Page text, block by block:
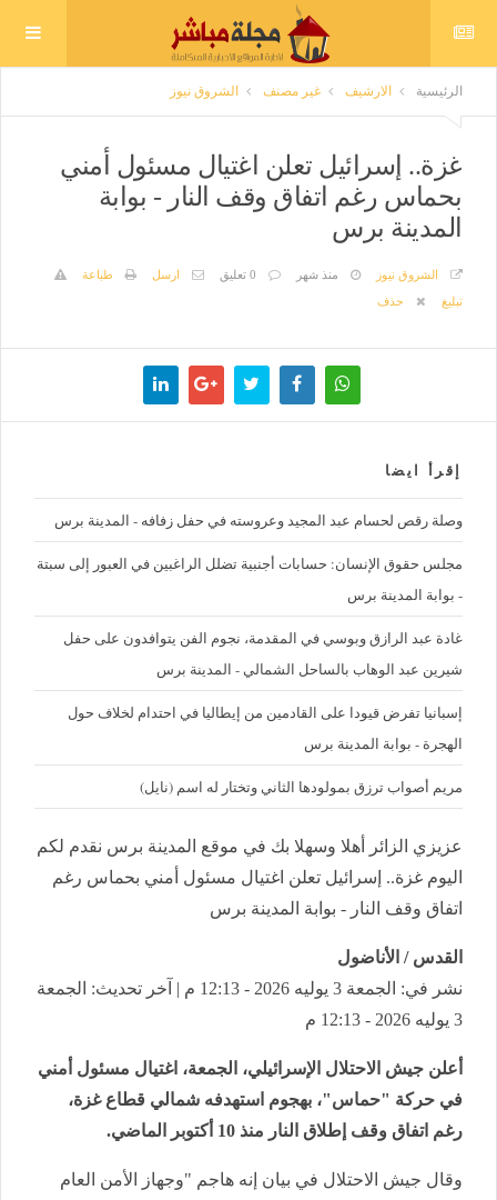
الرئيسية الارشيف غير مصنف الشروق نيوز
غزة.. إسرائيل تعلن اغتيال مسئول أمني
بحماس رغم اتفاق وقف النار - بوابة
المدينة برس
الشروق نيوز منذ شهر 0 تعليق ارسل
طباعة
تبليغ
حذف
إقرأ ايضا
وصلة رقص لحسام عبد المجيد وعروسته في حفل زفافه - المدينة برس
مجلس حقوق الإنسان: حسابات أجنبية تضلل الراغبين في العبور إلى سبتة
- بوابة المدينة برس
غادة عبد الرازق وبوسي في المقدمة، نجوم الفن يتوافدون على حفل
شيرين عبد الوهاب بالساحل الشمالي - المدينة برس
إسبانيا تفرض قيودا على القادمين من إيطاليا في احتدام لخلاف حول
الهجرة - بوابة المدينة برس
مريم أصواب ترزق بمولودها الثاني وتختار له اسم (نايل)
عزيزي الزائر أهلا وسهلا بك في موقع المدينة برس نقدم لكم
اليوم غزة.. إسرائيل تعلن اغتيال مسئول أمني بحماس رغم
اتفاق وقف النار - بوابة المدينة برس
القدس / الأناضول
نشر في: الجمعة 3 يوليه 2026 - 12:13 م | آخر تحديث: الجمعة
3 يوليه 2026 - 12:13 م
أعلن جيش الاحتلال الإسرائيلي، الجمعة، اغتيال مسئول أمني
في حركة "حماس"، بهجوم استهدفه شمالي قطاع غزة،
رغم اتفاق وقف إطلاق النار منذ 10 أكتوبر الماضي.
وقال جيش الاحتلال في بيان إنه هاجم "وجهاز الأمن العام